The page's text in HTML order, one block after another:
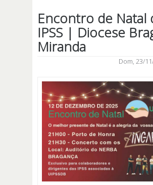
Encontro de Natal
IPSS | Diocese
Miranda
Dom, 23/